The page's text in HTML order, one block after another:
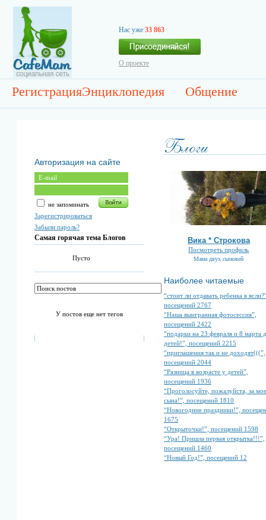
Нас уже 33 863
О проекте
РегистрацияЭнциклопедия Общение
Авторизация на сайте
не запоминать
Зарегистрироваться
Забыли пароль?
Самая горячая тема Блогов
Пусто
У постов еще нет тегов
Вика * Строкова
Посмотреть профиль
Мама двух сыновей
Наиболее читаемые
“стоит ли отдавать ребенка в
посещений 2767
“Наша выигранная фотосессия”,
посещений 2422
“подарки на 23 февраля и 8 марта
детей!”, посещений 2215
“приглашения так и не доходят(((”,
посещений 2044
“Разница в возрасте у детей”,
посещений 1936
“Проголосуйте, пожалуйста, за
сына!”, посещений 1810
“Новогодние праздники!”,
1675
“Открыточки!”, посещений 1598
“Ура! Пришла первая открытка!!!”,
посещений 1460
“Новый Год!”, посещений 12